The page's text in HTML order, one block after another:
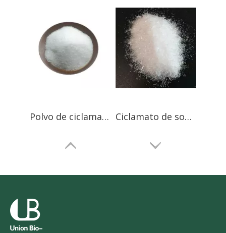
Polvo de ciclamato de sodio de grado farmacéutico Ciclamato de sodio NF13